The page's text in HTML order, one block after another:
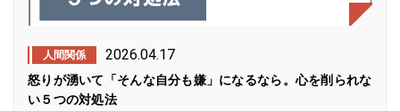
人間関係 2026.04.17
怒りが湧いて「そんな自分も嫌」になるなら。心を削られな
い５つの対処法